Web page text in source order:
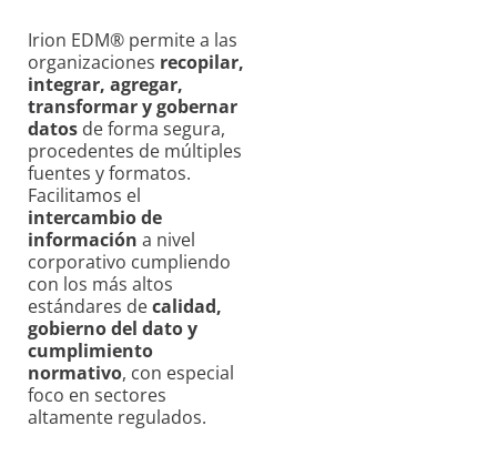
Irion EDM® permite a las
organizaciones recopilar,
integrar, agregar,
transformar y gobernar
datos de forma segura,
procedentes de múltiples
fuentes y formatos.
Facilitamos el
intercambio de
información a nivel
corporativo cumpliendo
con los más altos
estándares decalidad,
gobierno del dato y
cumplimiento
normativo, con especial
foco en sectores
altamente regulados.